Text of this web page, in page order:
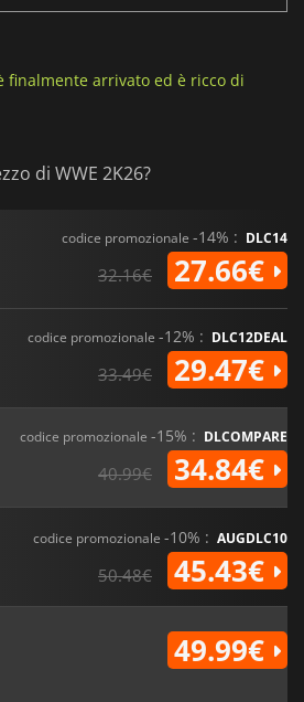
finalmente arrivato ed è ricco di
di WWE 2K26?
codice promozionale -14% : DLC14
32.16€ 27.66€
codice promozionale -12% : DLC12DEAL
33.49€ 29.47€
codice promozionale -15% : DLCOMPARE
40.99€ 34.84€
codice promozionale -10% : AUGDLC10
50.48€ 45.43€
49.99€